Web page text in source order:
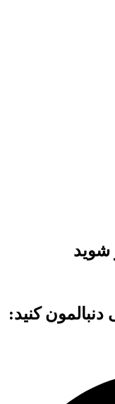
شوید
کنید: